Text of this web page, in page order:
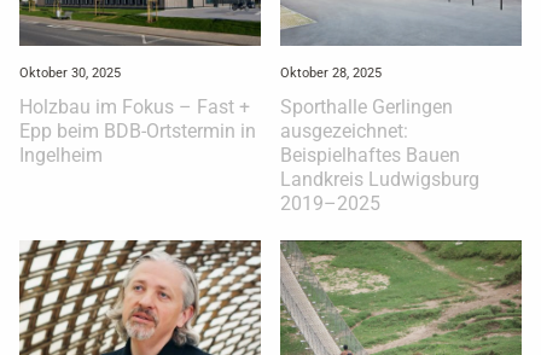
Oktober 30, 2025
Holzbau im Fokus – Fast +
Epp beim BDB-Ortstermin in
Ingelheim
Oktober 28, 2025
Sporthalle Gerlingen
ausgezeichnet:
Beispielhaftes Bauen
Landkreis Ludwigsburg
2019–2025